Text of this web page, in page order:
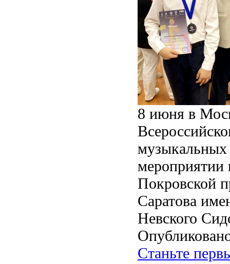
8 июня в
музыкальных
мероприятии
Покровской
Саратова
Невского
Станьте